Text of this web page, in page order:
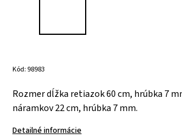
Kód: 98983
Rozmerdĺžka retiazok 60 cm, hrúbka 7
náramkov 22 cm, hrúbka 7 mm.
Detailné informácie